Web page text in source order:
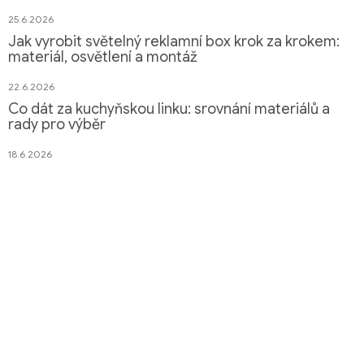
25.6.2026
Jak vyrobit světelný reklamní box krok za krokem:
materiál, osvětlení a montáž
22.6.2026
Co dát za kuchyňskou linku: srovnání materiálů a
rady pro výběr
18.6.2026